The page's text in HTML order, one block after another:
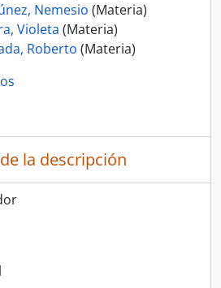
Nemesio (Materia)
Violeta (Materia)
Roberto (Materia)
la descripción